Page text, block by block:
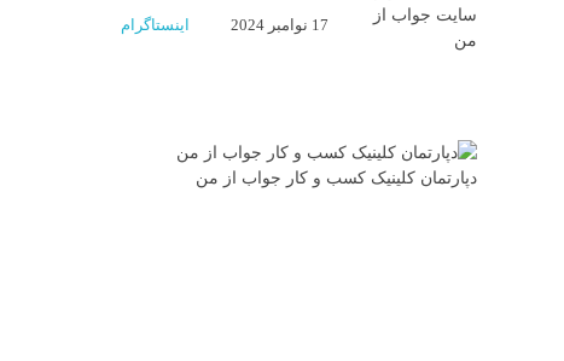
17 نوامبر 2024 اینستاگرام
دپارتمان کلینیک کسب و کار جواب از من